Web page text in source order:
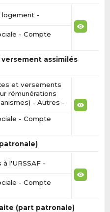
logement -
- Compte
assimilés
et versements
rémunérations
- Autres -
- Compte
l'URSSAF -
- Compte
(part patronale)